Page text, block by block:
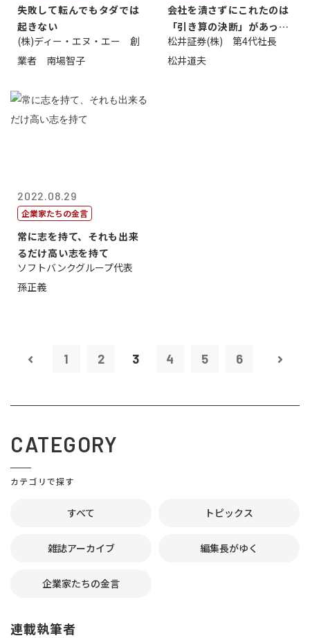
失敗して転んでもタダでは
起きない
(株)ディー・エヌ・エー 創
業者 南場智子
会社を潰さずにこれたのは
「引き算の決断」があった
から
松井証券(株) 第4代社長
松井道夫
2022.08.29
企業家たちの金言
常に志を持て、それも出来
るだけ高い志を持て
ソフトバンクグループ代表
孫正義
1 2 3 4 5 6
CATEGORY
カテゴリで探す
すべて トピックス
雑誌アーカイブ 編集長がゆく
企業家たちの金言
連載執筆者